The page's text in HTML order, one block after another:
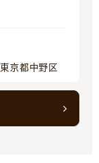
京都中野区